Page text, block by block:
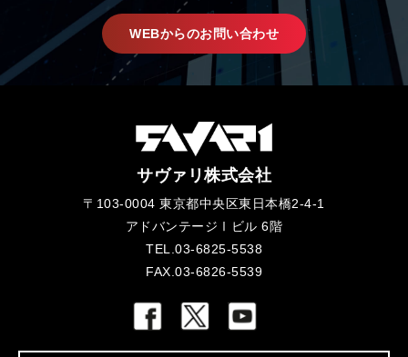
WEBからのお問い合わせ
サヴァリ株式会社
〒103-0004 東京都中央区東日本橋2-4-1
アドバンテージⅠビル 6階
TEL.03-6825-5538
FAX.03-6826-5539